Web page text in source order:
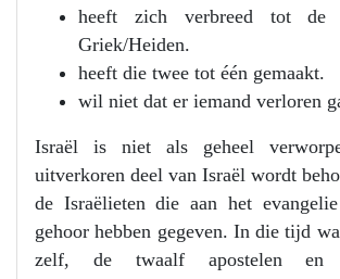
heeft zich verbreed tot de
Griek/Heiden.
heeft die twee tot één gemaakt.
wil niet dat er iemand verloren
Israël is niet als geheel
uitverkoren deel van Israël wordt
de Israëlieten die aan het
gehoor hebben gegeven. In die tijd
zelf, de twaalf apostelen en